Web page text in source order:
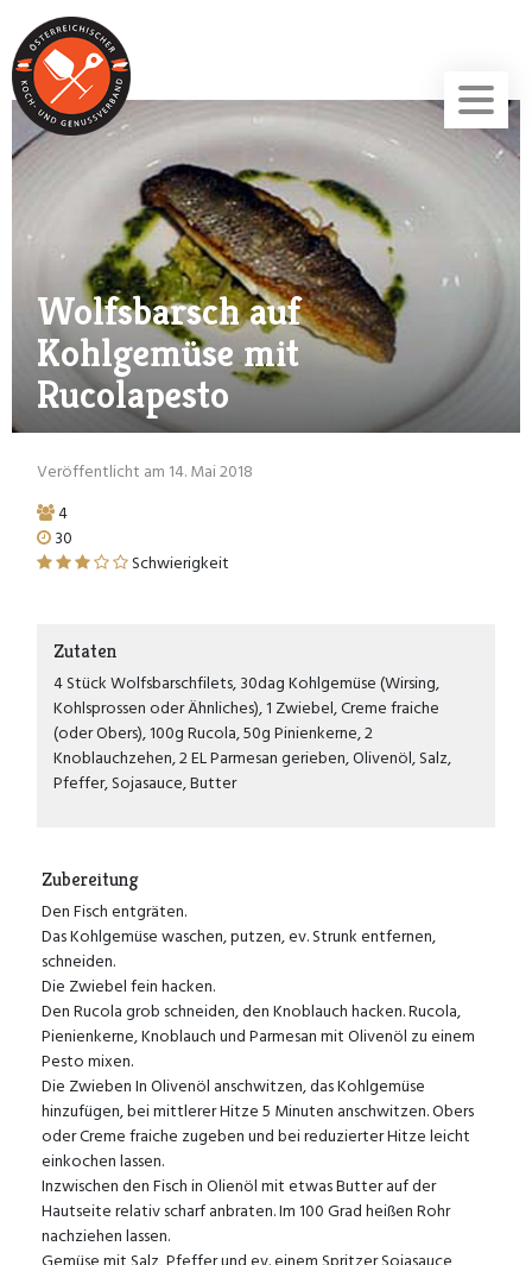
Wolfsbarsch auf
Kohlgemüse mit
Rucolapesto
Veröffentlicht am 14. Mai 2018
4
30
Schwierigkeit
Zutaten
4 Stück Wolfsbarschfilets, 30dag Kohlgemüse (Wirsing,
Kohlsprossen oder Ähnliches), 1 Zwiebel, Creme fraiche
(oder Obers), 100g Rucola, 50g Pinienkerne, 2
Knoblauchzehen, 2 EL Parmesan gerieben, Olivenöl, Salz,
Pfeffer, Sojasauce, Butter
Zubereitung
Den Fisch entgräten.
Das Kohlgemüse waschen, putzen, ev. Strunk entfernen,
schneiden.
Die Zwiebel fein hacken.
Den Rucola grob schneiden, den Knoblauch hacken. Rucola,
Pienienkerne, Knoblauch und Parmesan mit Olivenöl zu einem
Pesto mixen.
Die Zwieben In Olivenöl anschwitzen, das Kohlgemüse
hinzufügen, bei mittlerer Hitze 5 Minuten anschwitzen. Obers
oder Creme fraiche zugeben und bei reduzierter Hitze leicht
einkochen lassen.
Inzwischen den Fisch in Olienöl mit etwas Butter auf der
Hautseite relativ scharf anbraten. Im 100 Grad heißen Rohr
nachziehen lassen.
Gemüse mit Salz, Pfeffer und ev. einem Spritzer Sojasauce